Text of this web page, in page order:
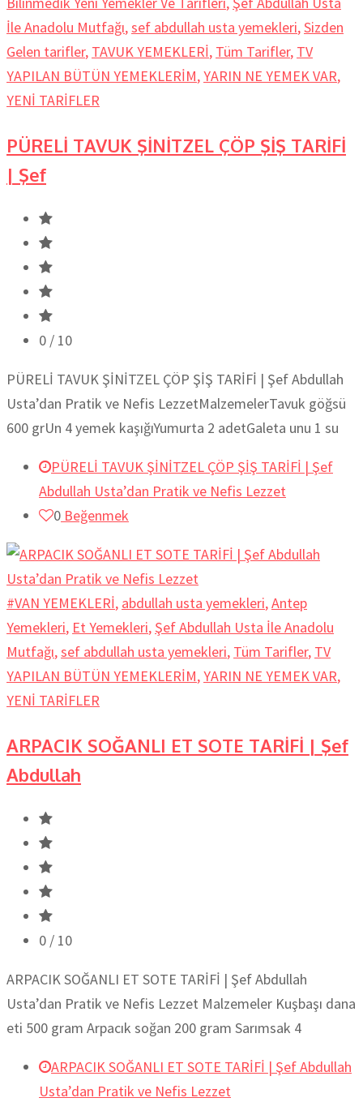
İle Anadolu Mutfağı,sef abdullah usta yemekleri,Sizden
Gelen tarifler, TAVUK YEMEKLERİ, Tüm Tarifler, TV
YAPILAN BÜTÜN YEMEKLERİM,YARIN NE YEMEK VAR,
YENİ TARİFLER
PÜRELİ TAVUK ŞİNİTZEL ÇÖP ŞİŞ TARİFİ
| Şef
0 / 10
PÜRELİ TAVUK ŞİNİTZEL ÇÖP ŞİŞ TARİFİ | Şef Abdullah
Usta’dan Pratik ve Nefis LezzetMalzemelerTavuk göğsü
600 grUn 4 yemek kaşığıYumurta 2 adetGaleta unu 1 su
PÜRELİ TAVUK ŞİNİTZEL ÇÖP ŞİŞ TARİFİ | Şef
Abdullah Usta’dan Pratik ve Nefis Lezzet
0 Beğenmek
#VAN YEMEKLERİ, abdullah usta yemekleri,Antep
Yemekleri, Et Yemekleri, Şef Abdullah Usta İle Anadolu
Mutfağı,sef abdullah usta yemekleri, Tüm Tarifler, TV
YAPILAN BÜTÜN YEMEKLERİM,YARIN NE YEMEK VAR,
YENİ TARİFLER
ARPACIK SOĞANLI ET SOTE TARİFİ | Şef
Abdullah
0 / 10
ARPACIK SOĞANLI ET SOTE TARİFİ | Şef Abdullah
Usta’dan Pratik ve Nefis Lezzet Malzemeler Kuşbaşı dana
eti 500 gram Arpacık soğan 200 gram Sarımsak 4
ARPACIK SOĞANLI ET SOTE TARİFİ | Şef Abdullah
Usta’dan Pratik ve Nefis Lezzet